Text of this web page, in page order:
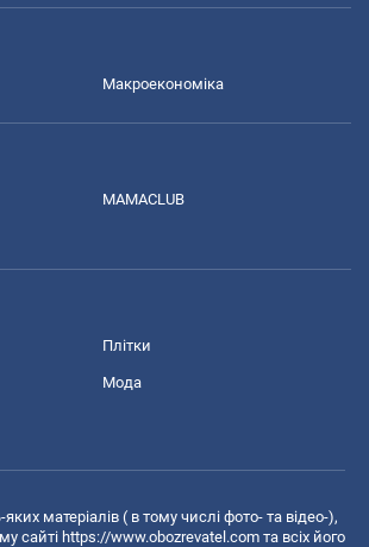
Макроекономіка
MAMACLUB
Плітки
Мода
матеріалів ( в тому числі фото- та відео-),
сайті https://www.obozrevatel.com та всіх його